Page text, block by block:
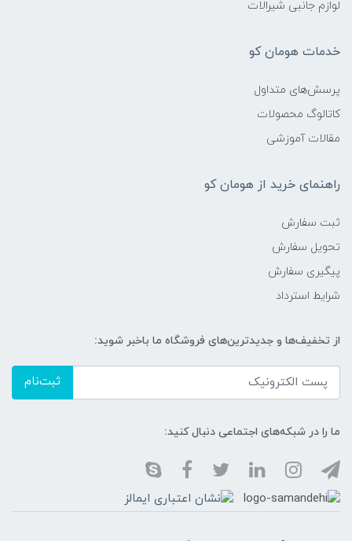
لوازم جانبی شیرالات
خدمات هومان کو
پرسش‌های متداول
کاتالوگ محصولات
مقالات آموزشی
راهنمای خرید از هومان کو
ثبت سفارش
تحویل سفارش
پیگیری سفارش
شرایط استرداد
از تخفیف‌ها و جدیدترین‌های فروشگاه ما باخبر شوید:
ثبت‌نام
ما را در شبکه‌های اجتماعی دنبال کنید: